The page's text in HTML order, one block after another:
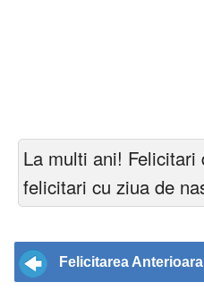
La multi ani! Felicitari
felicitari cu ziua de
Felicitarea Anterioara